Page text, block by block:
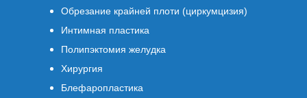
Обрезание крайней плоти (циркумцизия)
Интимная пластика
Полипэктомия желудка
Хирургия
Блефаропластика